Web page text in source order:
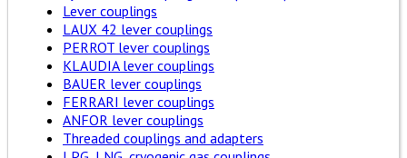
Lever couplings
LAUX 42 lever couplings
PERROT lever couplings
KLAUDIA lever couplings
BAUER lever couplings
FERRARI lever couplings
ANFOR lever couplings
Threaded couplings and adapters